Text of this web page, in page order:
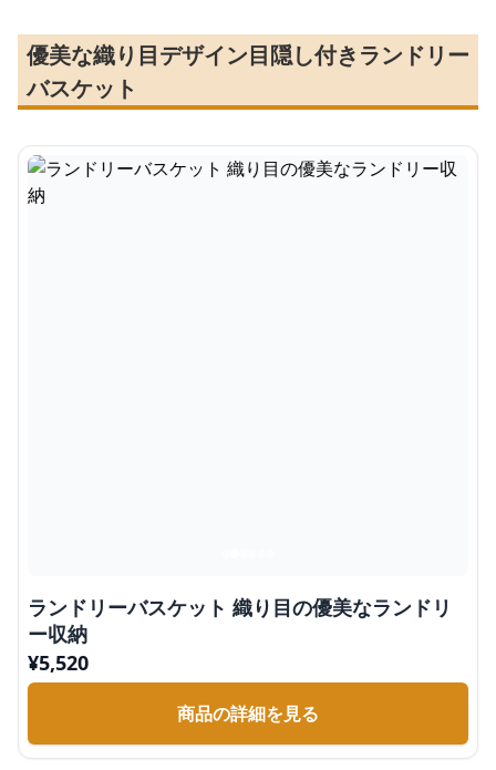
優美な織り目デザイン目隠し付きランドリー
バスケット
ランドリーバスケット 織り目の優美なランドリ
ー収納
¥5,520
商品の詳細を見る